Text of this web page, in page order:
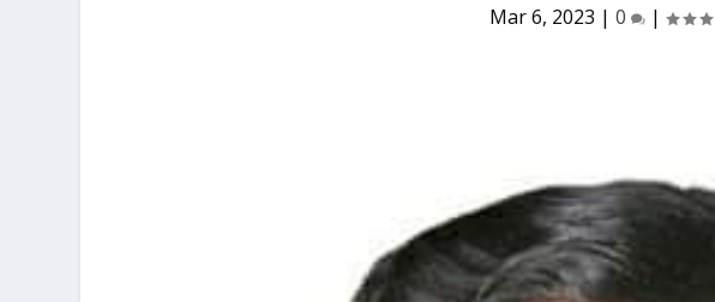
Mar 6, 2023 |0 |